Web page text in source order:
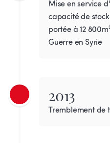
Mise en service
capacité de
portée à 12
Guerre en Syrie
2013
Tremblement